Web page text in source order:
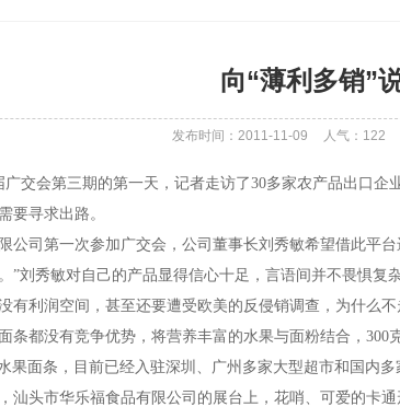
向“薄利多销”
发布时间：2011-11-09 人气： 122
广交会第三期的第一天，记者走访了30多家农产品出口企
要寻求出路。
公司第一次参加广交会，公司董事长刘秀敏希望借此平台
”刘秀敏对自己的产品显得信心十足，言语间并不畏惧复
有利润空间，甚至还要遭受欧美的反侵销调查，为什么
条都没有竞争优势，将营养丰富的水果与面粉结合， 300
果面条，目前已经入驻深圳、广州多家大型超市和国内多
汕头市华乐福食品有限公司的展台上，花哨、可爱的卡